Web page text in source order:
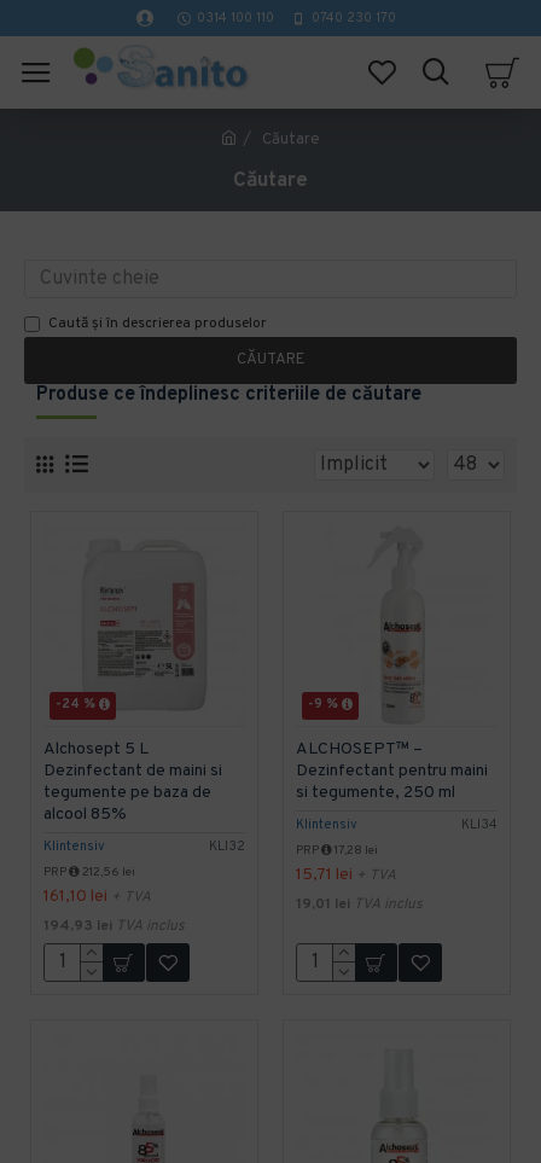
0314 100 110 0740 230 170
Căutare
Căutare
Caută și în descrierea produselor
CĂUTARE
Produse ce îndeplinesc criteriile de căutare
-24 %
Klintensiv KLI32
Alchosept 5 L
Dezinfectant de maini si
tegumente pe baza de
alcool 85%
PRP 212,56 lei
161,10 lei + TVA
194,93 lei TVA inclus
-9 %
Klintensiv KLI34
ALCHOSEPT™ –
Dezinfectant pentru maini
si tegumente, 250 ml
PRP 17,28 lei
15,71 lei + TVA
19,01 lei TVA inclus